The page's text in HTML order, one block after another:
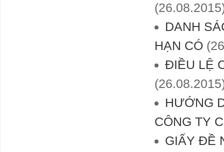
DANH
HẠN CÓ
ĐIỀU LỆ
HƯỚNG
CÔNG TY
GIẤY ĐỀ